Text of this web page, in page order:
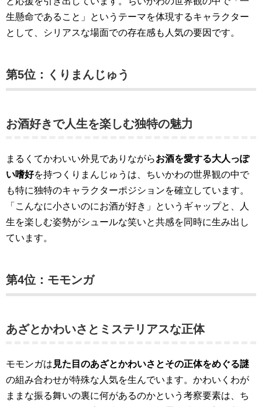
生懸命であること」というテーマを体現するキャラクター
として、シリアスな場面での存在感も人気の要因です。
第5位：くりまんじゅう
お酒好きで人生を楽しむ独特の魅力
まるくてかわいい外見でありながらお酒を愛する大人っぽ
い嗜好を持つくりまんじゅうは、ちいかわの世界観の中で
も特に独特のキャラクターポジションを確立しています。
「こんなに小さいのにお酒が好き」というギャップと、人
生を楽しむ姿勢がシュールな笑いと共感を同時に生み出し
ています。
第4位：モモンガ
あざとかわいさとミステリアスな正体
モモンガは 見た目のあざとかわいさとその正体をめぐる謎
の組み合わせが特殊な人気を生んでいます。かわいくわが
ままな振る舞いの裏に何があるのかという考察要素は、ち